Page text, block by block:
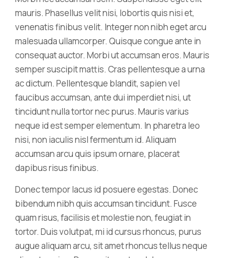
mauris. Phasellus velit nisi, lobortis quis nisi et,
venenatis finibus velit. Integer non nibh eget arcu
malesuada ullamcorper. Quisque congue ante in
consequat auctor. Morbi ut accumsan eros. Mauris
semper suscipit mattis. Cras pellentesque a urna
ac dictum. Pellentesque blandit, sapien vel
faucibus accumsan, ante dui imperdiet nisi, ut
tincidunt nulla tortor nec purus. Mauris varius
neque id est semper elementum. In pharetra leo
nisi, non iaculis nisl fermentum id. Aliquam
accumsan arcu quis ipsum ornare, placerat
dapibus risus finibus.
Donec tempor lacus id posuere egestas. Donec
bibendum nibh quis accumsan tincidunt. Fusce
quam risus, facilisis et molestie non, feugiat in
tortor. Duis volutpat, mi id cursus rhoncus, purus
augue aliquam arcu, sit amet rhoncus tellus neque